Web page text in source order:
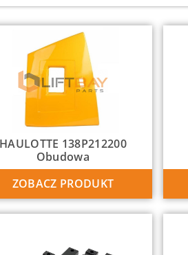
138P212200
Obudowa
ZOBACZ PRODUKT